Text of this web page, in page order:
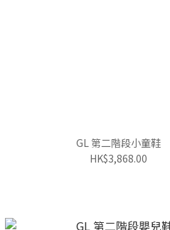
GL 第二階段小童鞋
HK$3,868.00